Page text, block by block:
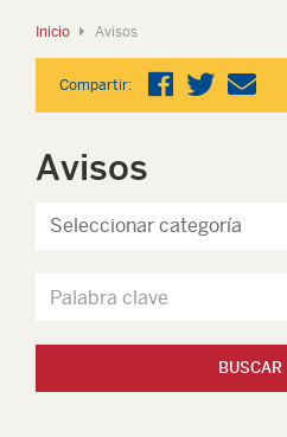
Inicio Avisos
Compartir:
Avisos
BUSCAR